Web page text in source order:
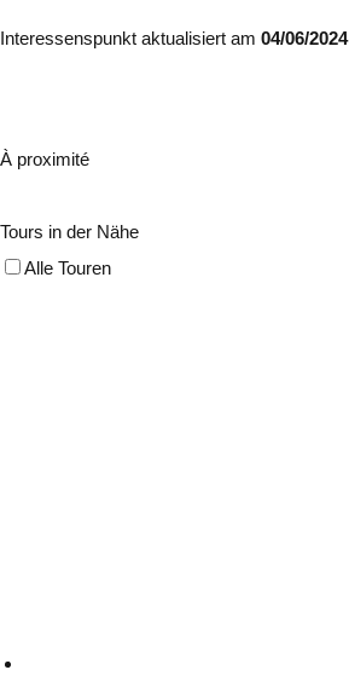
Interessenspunkt aktualisiert am 04/06/2024
À proximité
Tours in der Nähe
Alle Touren